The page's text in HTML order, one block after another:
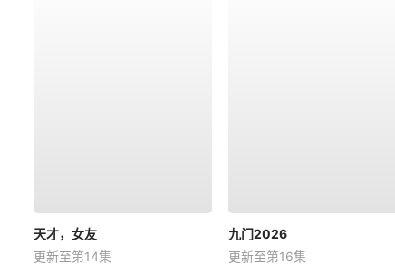
天才，女友
更新至第14集
九门2026
更新至第16集